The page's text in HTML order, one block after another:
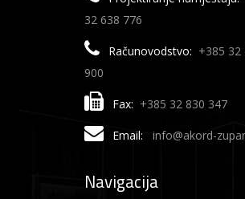
32 638 776
Računovodstvo: +385 32
900
Fax: +385 32 830 347
Email: info@akord-
Navigacija